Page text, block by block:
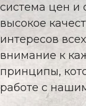
система цен и
высокое
интересов
внимание к
принципы,
работе с